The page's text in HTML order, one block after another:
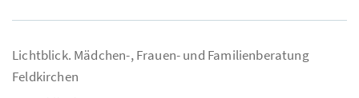
Lichtblick. Mädchen-, Frauen- und Familienberatung
Feldkirchen